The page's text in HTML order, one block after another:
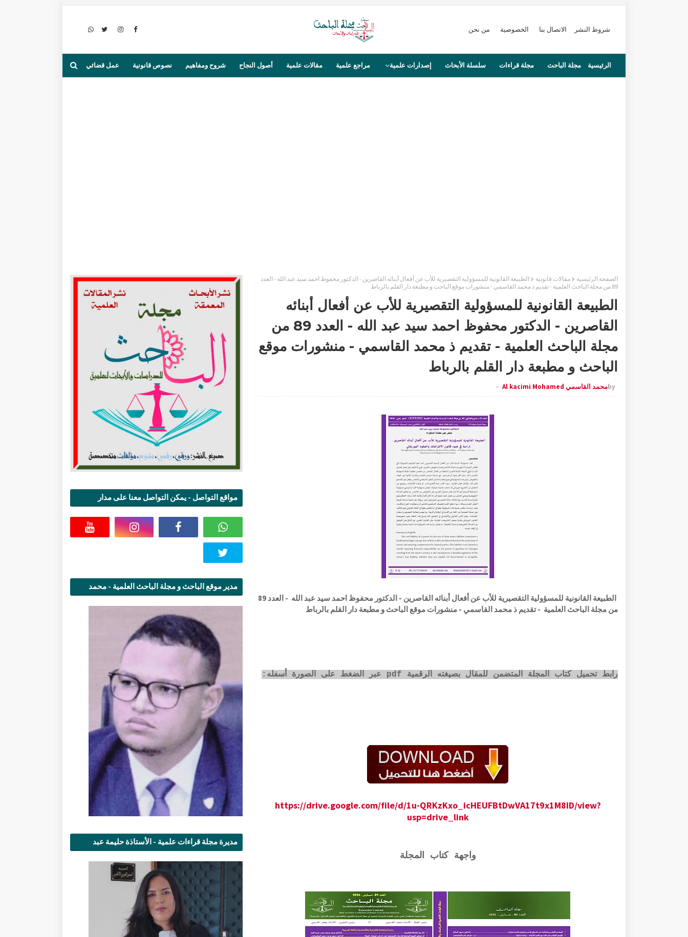
شروط النشر الاتصال بنا الخصوصية من نحن
الرئيسية مجلة الباحث مجلة قراءات سلسلة الأبحاث إصدارات علمية مراجع علمية مقالات علمية أصول النجاح شروح ومفاهيم نصوص قانونية عمل قضائي
الصفحة الرئيسية مقالات قانونية
الطبيعة القانونية للمسؤولية التقصيرية للأب عن أفعال أبنائه القاصرين - الدكتور محفوظ احمد سيد عبد الله - العدد
89 من مجلة الباحث العلمية - تقديم ذ محمد القاسمي - منشورات موقع الباحث و مطبعة دار القلم بالرباط
الطبيعة القانونية للمسؤولية التقصيرية للأب عن أفعال أبنائه
القاصرين - الدكتور محفوظ احمد سيد عبد الله - العدد 89 من
مجلة الباحث العلمية - تقديم ذ محمد القاسمي - منشورات موقع
الباحث و مطبعة دار القلم بالرباط
byمحمد القاسمي Al kacimi Mohamed
الطبيعة القانونية للمسؤولية التقصيرية للأب عن أفعال أبنائه القاصرين - الدكتور محفوظ احمد سيد عبد الله - العدد 89
من مجلة الباحث العلمية - تقديم ذ محمد القاسمي - منشورات موقع الباحث و مطبعة دار القلم بالرباط
رابط تحميل كتاب المجلة المتضمن للمقال بصيغته الرقمية pdf عبر الضغط على الصورة أسفله:
https://drive.google.com/file/d/1u-QRKzKxo_icHEUFBtDwVA17t9x1M8ID/view?
usp=drive_link
واجهة كتاب المجلة
مواقع التواصل - يمكن التواصل معنا على مدار
مدير موقع الباحث و مجلة الباحث العلمية - محمد
مديرة مجلة قراءات علمية - الأستاذة حليمة عبد